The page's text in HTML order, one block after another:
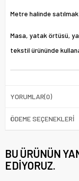
Metre halinde
Masa, yatak örtüsü,
tekstil ürününde
YORUMLAR(0)
ÖDEME SEÇENEKLERI
BU ÜRÜNÜN
EDIYORUZ.